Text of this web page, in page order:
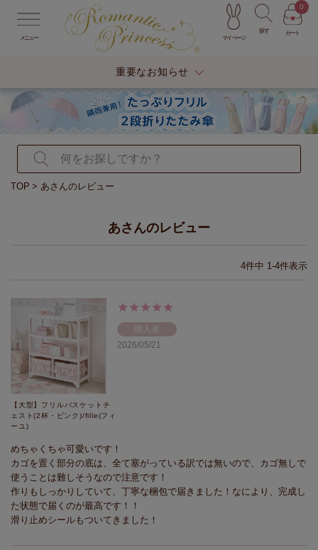
メニュー マイページ
探す カート
0
重要なお知らせ
TOP あさんのレビュー
あさんのレビュー
4件中 1-4件表示
【大型】フリルバスケットチ
ェスト(2杯・ピンク)/fille(フィ
ーユ)
購入者
2026/05/21
めちゃくちゃ可愛いです！
カゴを置く部分の底は、全て塞がっている訳では無いので、カゴ無しで
使うことは難しそうなので注意です！
作りもしっかりしていて、丁寧な梱包で届きました！なにより、完成し
た状態で届くのが最高です！！
滑り止めシールもついてきました！